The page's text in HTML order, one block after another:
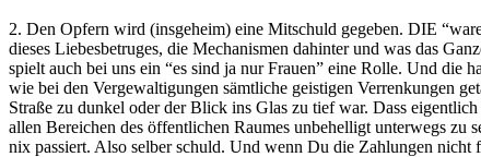
2. Den Opfern wird (insgeheim) eine Mitschuld gegeben. DIE
dieses Liebesbetruges, die Mechanismen dahinter und was das
spielt auch bei uns ein “es sind ja nur Frauen” eine Rolle. Und die
wie bei den Vergewaltigungen sämtliche geistigen Verrenkungen
Straße zu dunkel oder der Blick ins Glas zu tief war. Dass
allen Bereichen des öffentlichen Raumes unbehelligt unterwegs
nix passiert. Also selber schuld. Und wenn Du die Zahlungen